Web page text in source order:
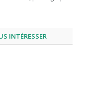
INTÉRESSER